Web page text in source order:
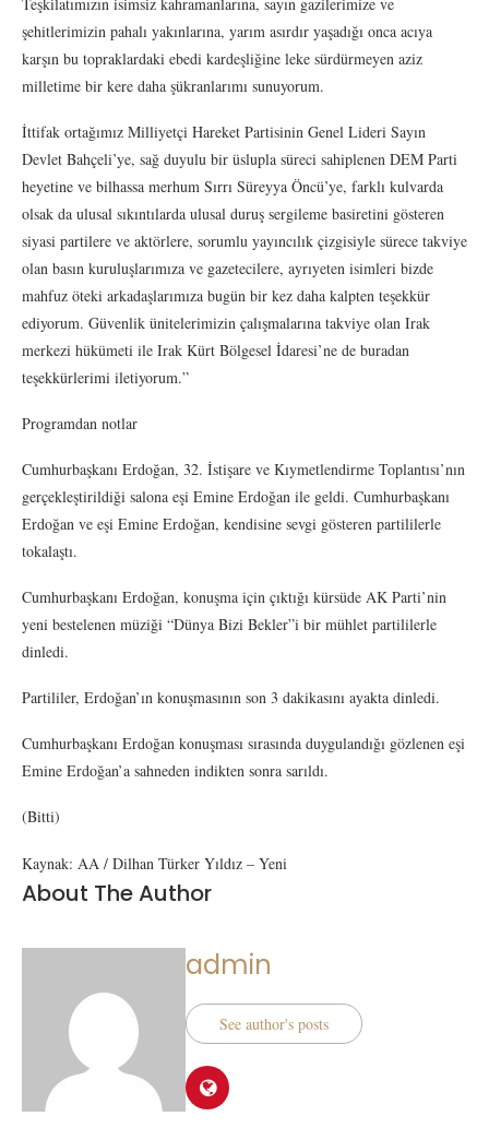
şehitlerimizin pahalı yakınlarına, yarım asırdır yaşadığı onca acıya
karşın bu topraklardaki ebedi kardeşliğine leke sürdürmeyen aziz
milletime bir kere daha şükranlarımı sunuyorum.
İttifak ortağımız Milliyetçi Hareket Partisinin Genel Lideri Sayın
Devlet Bahçeli’ye, sağ duyulu bir üslupla süreci sahiplenen DEM Parti
heyetine ve bilhassa merhum Sırrı Süreyya Öncü’ye, farklı kulvarda
olsak da ulusal sıkıntılarda ulusal duruş sergileme basiretini gösteren
siyasi partilere ve aktörlere, sorumlu yayıncılık çizgisiyle sürece takviye
olan basın kuruluşlarımıza ve gazetecilere, ayrıyeten isimleri bizde
mahfuz öteki arkadaşlarımıza bugün bir kez daha kalpten teşekkür
ediyorum. Güvenlik ünitelerimizin çalışmalarına takviye olan Irak
merkezi hükümeti ile Irak Kürt Bölgesel İdaresi’ne de buradan
teşekkürlerimi iletiyorum.”
Programdan notlar
Cumhurbaşkanı Erdoğan, 32. İstişare ve Kıymetlendirme Toplantısı’nın
gerçekleştirildiği salona eşi Emine Erdoğan ile geldi. Cumhurbaşkanı
Erdoğan ve eşi Emine Erdoğan, kendisine sevgi gösteren partililerle
tokalaştı.
Cumhurbaşkanı Erdoğan, konuşma için çıktığı kürsüde AK Parti’nin
yeni bestelenen müziği “Dünya Bizi Bekler”i bir mühlet partililerle
dinledi.
Partililer, Erdoğan’ın konuşmasının son 3 dakikasını ayakta dinledi.
Cumhurbaşkanı Erdoğan konuşması sırasında duygulandığı gözlenen eşi
Emine Erdoğan’a sahneden indikten sonra sarıldı.
(Bitti)
Kaynak: AA / Dilhan Türker Yıldız – Yeni
About The Author
admin
See author's posts